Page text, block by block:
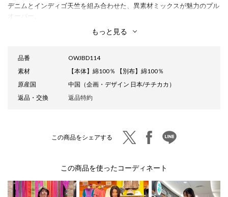
デニムとインディゴ天竺を組み合わせた、異素材ミックスが魅力のプル
いシルエットに。
デニム素材を取り入れることで、甘くなりすぎずカジュアルに着こなせ
る1枚です。
同色系カラーの刺繍がさりげなくワンポイントに◎
デニムやワイドパンツと合わせて、カジュアルにまとめるのがおすすめ
もっと見る
品番
OWJBD114
素材
【本体】綿100％ 【別布】綿100％
原産国
中国（企画・デザイン 日本/チチカカ）
返品・交換
返品特約
この商品をシェアする twitter facebook
この商品を使ったコーディネート